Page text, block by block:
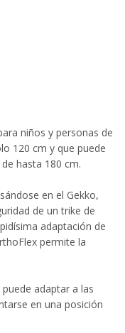
niños y personas de
120 cm y que puede
hasta 180 cm.
en el Gekko,
de un trike de
adaptación de
permite la
adaptar a las
en una posición